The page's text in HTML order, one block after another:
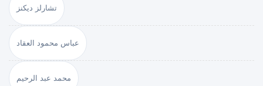
تشارلز ديكنز
عباس محمود العقاد
محمد عبد الرحيم